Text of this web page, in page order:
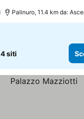
Palinuro, 11.4 km da:
4 siti